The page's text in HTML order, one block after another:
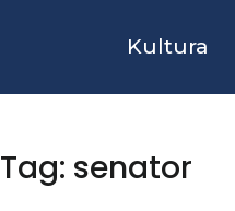
Kultura
Tag: senator